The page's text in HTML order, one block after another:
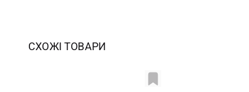
СХОЖІ ТОВАРИ